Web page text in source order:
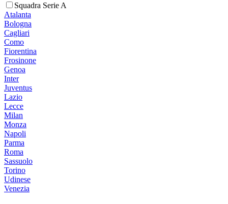
Squadra Serie A
Atalanta
Bologna
Cagliari
Como
Fiorentina
Frosinone
Genoa
Inter
Juventus
Lazio
Lecce
Milan
Monza
Napoli
Parma
Roma
Sassuolo
Torino
Udinese
Venezia